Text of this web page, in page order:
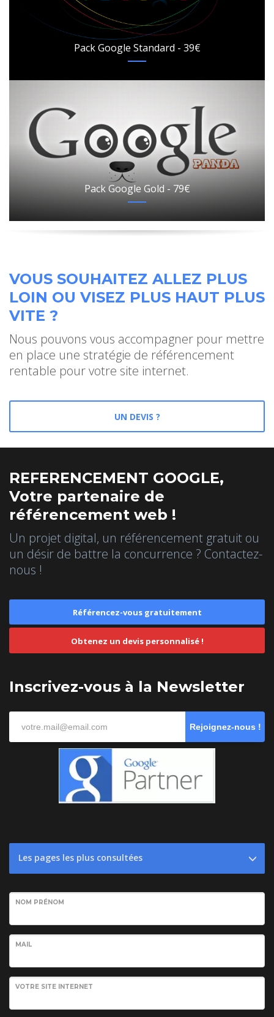
Pack Google Standard - 39€
Pack Google Gold - 79€
VOUS SOUHAITEZ ALLEZ PLUS
LOIN OU VISEZ PLUS HAUT PLUS
VITE ?
Nous pouvons vous accompagner pour mettre
en place une stratégie de référencement
rentable pour votre site internet.
UN DEVIS ?
REFERENCEMENT GOOGLE,
Votre partenaire de
référencement web !
Un projet digital, un référencement gratuit ou
un désir de battre la concurrence ? Contactez-
nous !
Référencez-vous gratuitement
Obtenez un devis personnalisé !
Inscrivez-vous à la Newsletter
Rejoignez-nous !
Les pages les plus consultées
NOM PRÉNOM
MAIL
VOTRE SITE INTERNET